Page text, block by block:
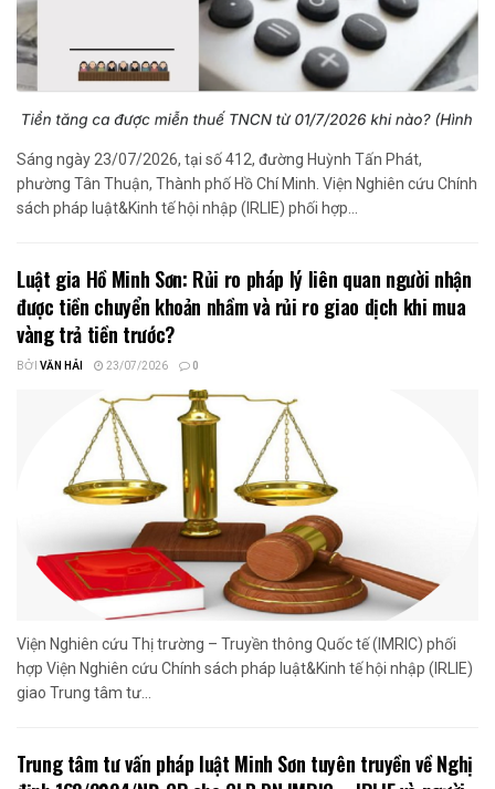
Sáng ngày 23/07/2026, tại số 412, đường Huỳnh Tấn Phát,
phường Tân Thuận, Thành phố Hồ Chí Minh. Viện Nghiên cứu Chính
sách pháp luật&Kinh tế hội nhập (IRLIE) phối hợp...
Luật gia Hồ Minh Sơn: Rủi ro pháp lý liên quan người nhận
được tiền chuyển khoản nhầm và rủi ro giao dịch khi mua
vàng trả tiền trước?
BỞI VĂN HẢI 23/07/2026 0
Viện Nghiên cứu Thị trường – Truyền thông Quốc tế (IMRIC) phối
hợp Viện Nghiên cứu Chính sách pháp luật&Kinh tế hội nhập (IRLIE)
giao Trung tâm tư...
Trung tâm tư vấn pháp luật Minh Sơn tuyên truyền về Nghị